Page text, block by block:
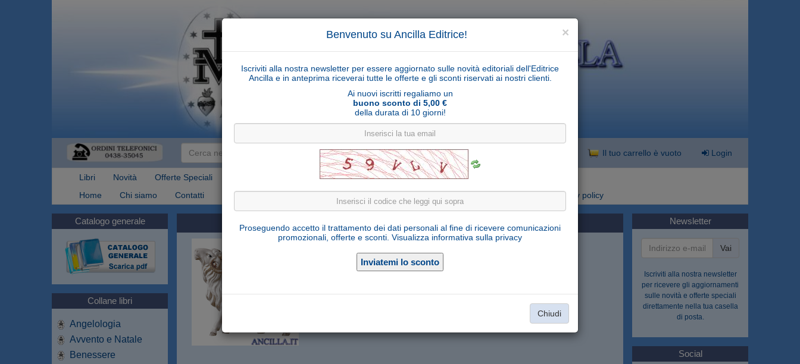
×
Benvenuto su Ancilla Editrice!
Iscriviti alla nostra newsletter per essere aggiornato sulle novità editoriali dell'Editrice
Ancilla e in anteprima riceverai tutte le offerte e gli sconti riservati ai nostri clienti.
Ai nuovi iscritti regaliamo un
buono sconto di 5,00 €
della durata di 10 giorni!
Proseguendo accetto il trattamento dei dati personali al fine di ricevere comunicazioni
promozionali, offerte e sconti. Visualizza informativa sulla privacy
Chiudi
Cerca Il tuo carrello è vuoto Login
Libri Novità Offerte Speciali Collane libri
Articoli religiosi
Home
Chi siamo Contatti Spedizioni Privacy policy
Catalogo generale
Collane libri
Angelologia
Avvento e Natale
Benessere
Montone Ulrich serie 23 cm
Materiale: Legno d'acero
Collana: Statue Presepio Ulrich serie cm 23
Newsletter
Vai
Iscriviti alla nostra newsletter
per ricevere gli aggiornamenti
sulle novità e offerte speciali
direttamente nella tua casella
di posta.
Social